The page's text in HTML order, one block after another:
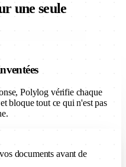
une seule
Polylog vérifie chaque
bloque tout ce qui n'est pas
documents avant de